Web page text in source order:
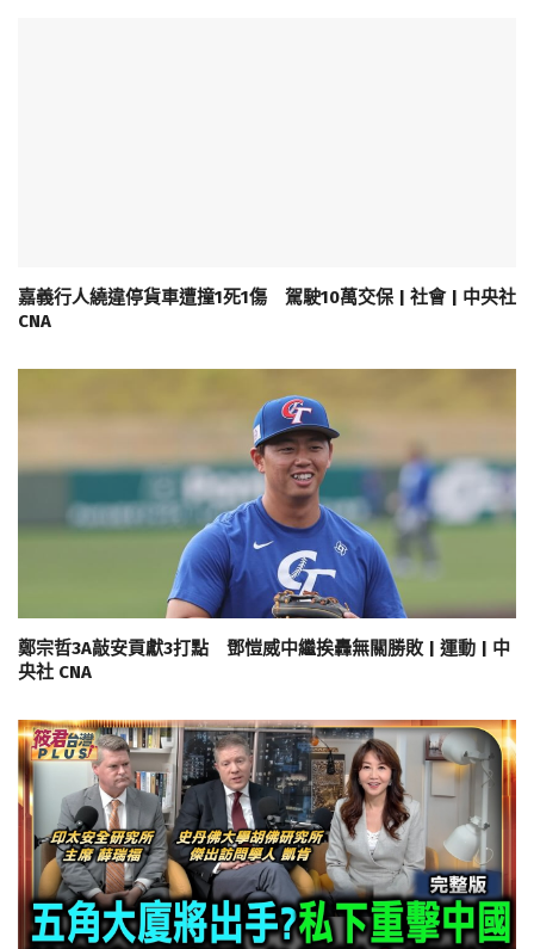
嘉義行人繞違停貨車遭撞1死1傷 駕駛10萬交保 | 社會 | 中央社
CNA
鄭宗哲3A敲安貢獻3打點 鄧愷威中繼挨轟無關勝敗 | 運動 | 中
央社 CNA